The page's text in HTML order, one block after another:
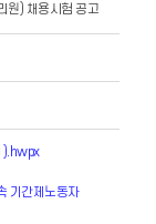
원) 채용시험 공고
기간제노동자